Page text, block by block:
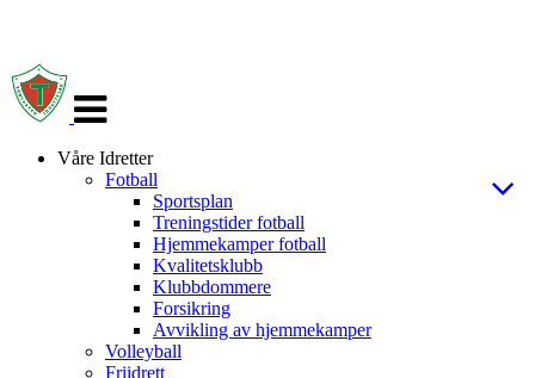
navigasjon
Våre Idretter
Fotball
Sportsplan
Treningstider fotball
Hjemmekamper fotball
Kvalitetsklubb
Klubbdommere
Forsikring
Avvikling av hjemmekamper
Volleyball
Friidrett